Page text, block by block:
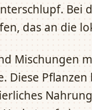
Bei
das an die
Mischungen
Diese